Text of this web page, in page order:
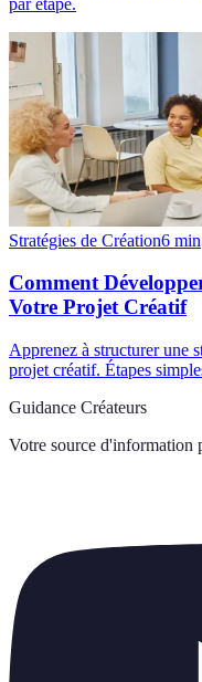
Stratégies de Création6 min
Comment
Votre Projet Créatif
Apprenez à structurer une
projet créatif. Étapes
Guidance Créateurs
Votre source d'information